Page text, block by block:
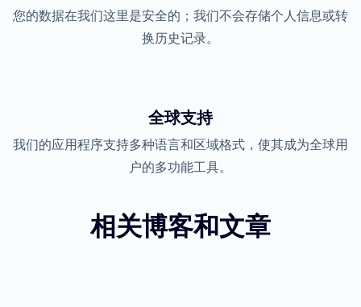
您的数据在我们这里是安全的；我们不会存储个人信息或转
换历史记录。
全球支持
我们的应用程序支持多种语言和区域格式，使其成为全球用
户的多功能工具。
相关博客和文章